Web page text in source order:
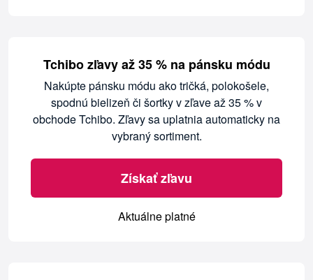
Tchibo zľavy až 35 % na pánsku módu
Nakúpte pánsku módu ako tričká, polokošele,
spodnú bielizeň či šortky v zľave až 35 % v
obchode Tchibo. Zľavy sa uplatnia automaticky na
vybraný sortiment.
Získať zľavu
Aktuálne platné